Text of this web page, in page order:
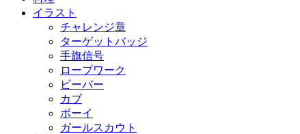
イラスト
チャレンジ章
ターゲットバッジ
手旗信号
ロープワーク
ビーバー
カブ
ボーイ
ガールスカウト